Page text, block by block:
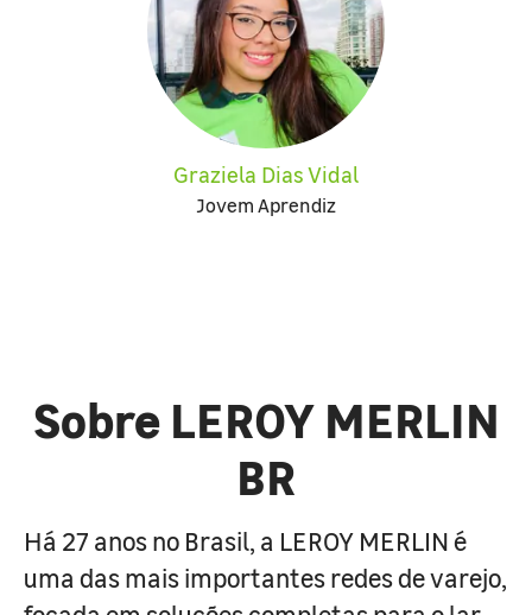
Graziela Dias Vidal
Jovem Aprendiz
Sobre LEROY MERLIN
BR
Há 27 anos no Brasil, a LEROY MERLIN é
uma das mais importantes redes de varejo,